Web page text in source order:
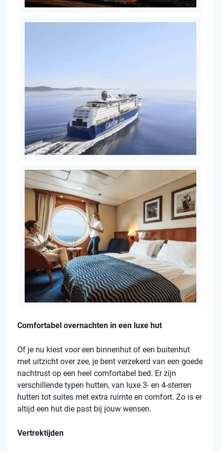
Comfortabel overnachten in een luxe hut
Of je nu kiest voor een binnenhut of een buitenhut
met uitzicht over zee, je bent verzekerd van een goede
nachtrust op een heel comfortabel bed. Er zijn
verschillende typen hutten, van luxe 3- en 4-sterren
hutten tot suites met extra ruimte en comfort. Zo is er
altijd een hut die past bij jouw wensen.
Vertrektijden